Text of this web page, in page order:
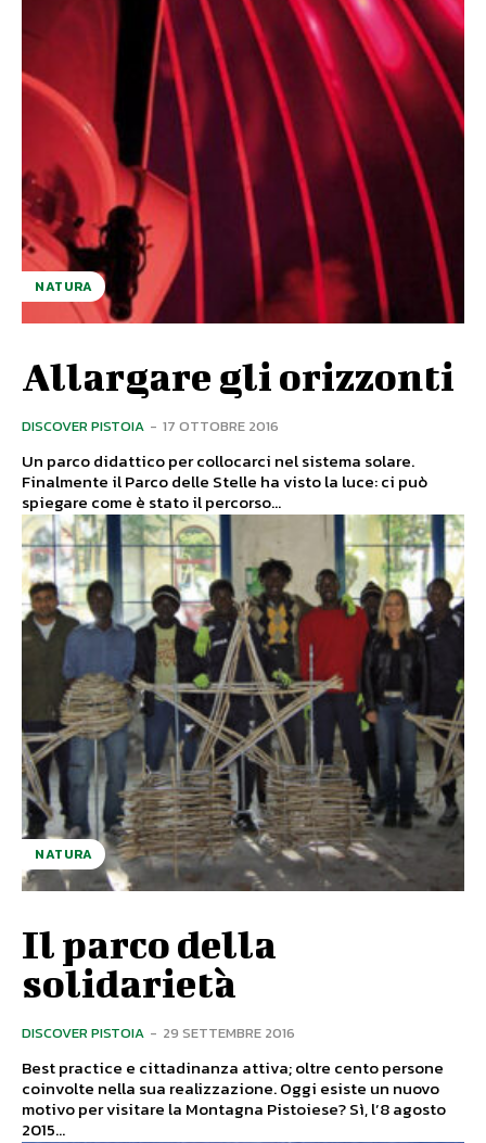
NATURA
Allargare gli orizzonti
DISCOVER PISTOIA - 17 OTTOBRE 2016
Un parco didattico per collocarci nel sistema solare.
Finalmente il Parco delle Stelle ha visto la luce: ci può
spiegare come è stato il percorso...
NATURA
Il parco della
solidarietà
DISCOVER PISTOIA - 29 SETTEMBRE 2016
Best practice e cittadinanza attiva; oltre cento persone
coinvolte nella sua realizzazione. Oggi esiste un nuovo
motivo per visitare la Montagna Pistoiese? Sì, l’8 agosto
2015...